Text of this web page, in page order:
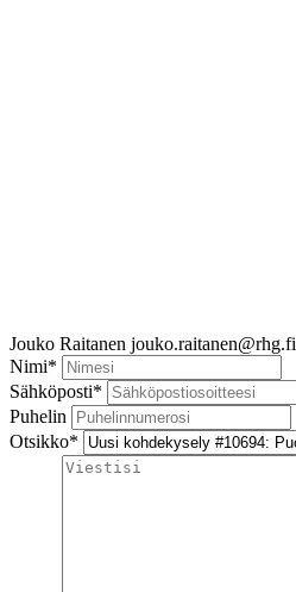
Jouko Raitanen jouko.raitanen@rhg.fi
Nimi*
Sähköposti*
Puhelin
Otsikko*